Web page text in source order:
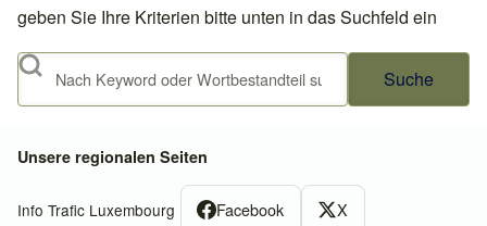
geben Sie Ihre Kriterien bitte unten in das Suchfeld ein
Suche
Unsere regionalen Seiten
Info Trafic Luxembourg Facebook X